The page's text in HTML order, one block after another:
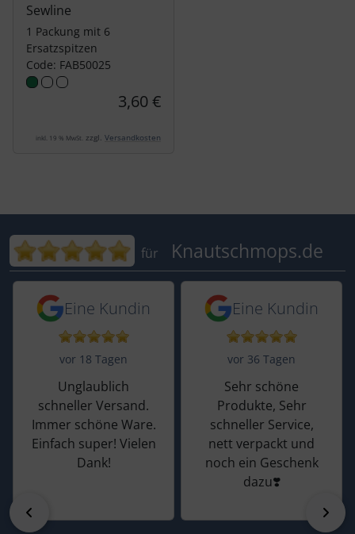
Sewline
1 Packung mit 6
Ersatzspitzen
Code: FAB50025
3,60 €
inkl. 19 % MwSt. zzgl. Versandkosten
Bewertungen für Knautschmops.de:
für Knautschmops.de
5 von 5 Sternen von einer Kundin vor
Eine Kundin
vor 18 Tagen
Unglaublich
schneller Versand.
Immer schöne Ware.
Einfach super! Vielen
Dank!
5 von 5 Sternen
Eine Kundin
vor 36 Tagen
Sehr schöne
Produkte, Sehr
schneller Service,
nett verpackt und
noch ein Geschenk
dazu❣️
vor